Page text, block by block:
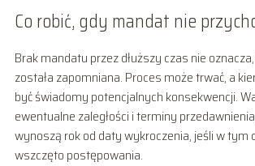
Co robić, gdy mandat nie
Brak mandatu przez dłuższy czas nie
została zapomniana. Proces może trwać, a
być świadomy potencjalnych konsekwencji.
ewentualne zaległości i terminy
wynoszą rok od daty wykroczenia, jeśli w tym
wszczęto postępowania.